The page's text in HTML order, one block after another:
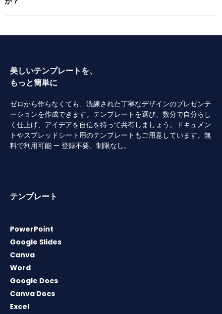
美しいテンプレートを、
もっと簡単に
ゼロから作らなくても、洗練された丁寧なデザインのプレゼンテ
ーションを作成できます。テンプレートを選び、数分で自分らし
く仕上げ、アイデアを自信を持って共有しましょう。ドキュメン
トやスプレッドシート用のテンプレートもご用意しています。無
料で利用可能 — 登録不要、制限なし。
テンプレート
PowerPoint
Google Slides
Canva
Word
Google Docs
Canva Docs
Excel